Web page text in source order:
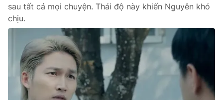
sau tất cả mọi chuyện. Thái độ này khiến Nguyên khó
chịu.